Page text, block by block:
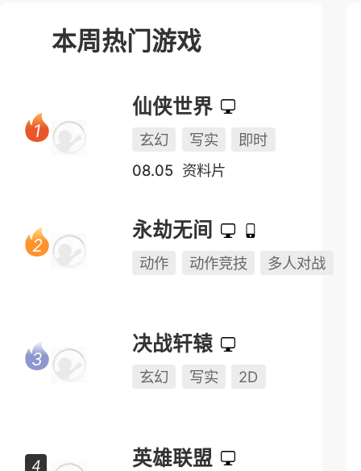
本周热门游戏
仙侠世界
玄幻 写实
即时
08.05 资料片
永劫无间
动作 动作竞技 多人对战
决战轩辕
玄幻 写实 2D
英雄联盟